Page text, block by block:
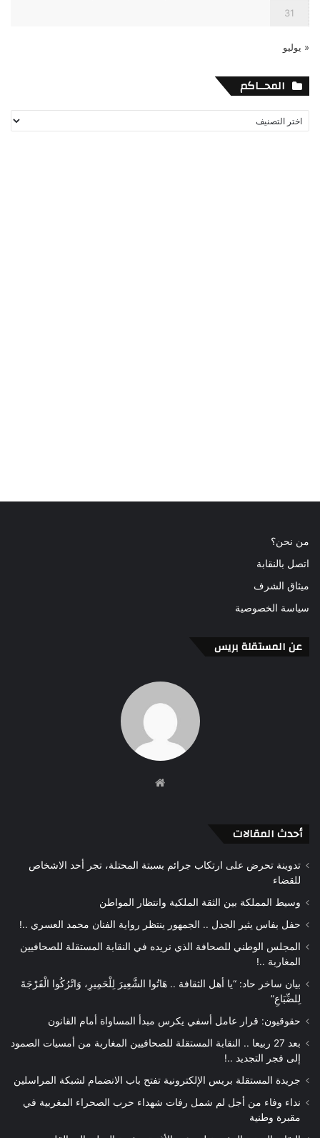
31
« يوليو
المحــاكم
المحــاكم
من نحن؟
اتصل بالنقابة
ميثاق الشرف
سياسة الخصوصية
عن المستقلة بريس
أحدث المقالات
تدوينة تحرض على ارتكاب جرائم بسبتة المحتلة، تجر أحد الاشخاص
للقضاء
وسيط المملكة بين الثقة الملكية وانتظار المواطن
حفل بفاس يثير الجدل .. الجمهور ينتظر رواية الفنان محمد العسري ..!
المجلس الوطني للصحافة الذي نريده في النقابة المستقلة للصحافيين
المغاربة ..!
بيان ساخر حاد: “يا أهل الثقافة .. هَاتُوا الشَّعِيرَ لِلْحَمِيرِ، وَاتْرُكُوا الْفَرْجَةَ
لِلضِّبَاعِ”
حقوقيون: قرار عامل أسفي يكرس مبدأ المساواة أمام القانون
بعد 27 ربيعا .. النقابة المستقلة للصحافيين المغاربة من أمسيات الصمود
إلى فجر التجديد ..!
جريدة المستقلة بريس الإلكترونية تفتح باب الانضمام لشبكة المراسلين
نداء وفاء من أجل لم شمل رفات شهداء حرب الصحراء المغربية في
مقبرة وطنية